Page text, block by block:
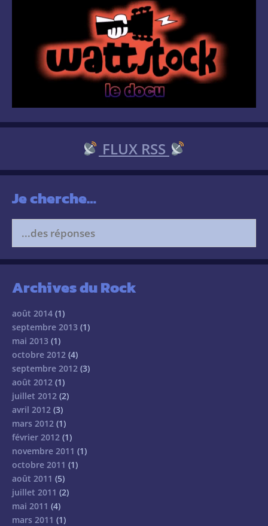
FLUX RSS
Je cherche…
Search
for:
Archives du Rock
août 2014 (1)
septembre 2013 (1)
mai 2013 (1)
octobre 2012 (4)
septembre 2012 (3)
août 2012 (1)
juillet 2012 (2)
avril 2012 (3)
mars 2012 (1)
février 2012 (1)
novembre 2011 (1)
octobre 2011 (1)
août 2011 (5)
juillet 2011 (2)
mai 2011 (4)
mars 2011 (1)